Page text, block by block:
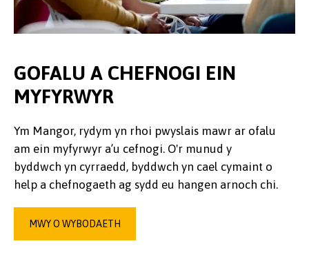
GOFALU A CHEFNOGI EIN
MYFYRWYR
Ym Mangor, rydym yn rhoi pwyslais mawr ar ofalu
am ein myfyrwyr a’u cefnogi. O'r munud y
byddwch yn cyrraedd, byddwch yn cael cymaint o
help a chefnogaeth ag sydd eu hangen arnoch chi.
MWY O WYBODAETH